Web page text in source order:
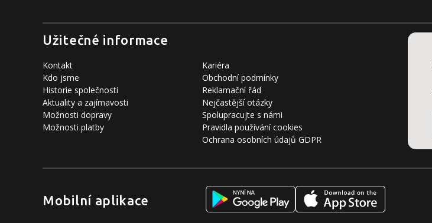
Užitečné informace
Kontakt
Kdo jsme
Historie společnosti
Aktuality a zajímavosti
Možnosti dopravy
Možnosti platby
Kariéra
Obchodní podmínky
Reklamační řád
Nejčastější otázky
Spolupracujte s námi
Pravidla používání cookies
Ochrana osobních údajů GDPR
Mobilní aplikace